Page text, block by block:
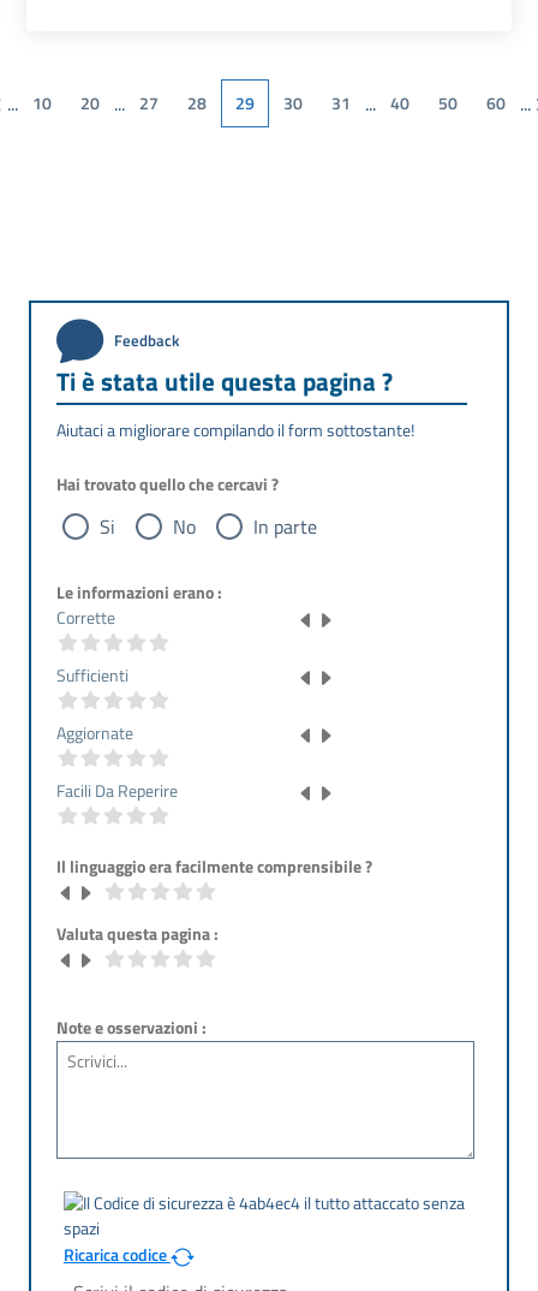
... 10 20 ... 27 28 29 30 31 ... 40 50 60 ...
Feedback
Ti è stata utile questa pagina ?
Aiutaci a migliorare compilando il form sottostante!
Hai trovato quello che cercavi ?
Si No In parte
Le informazioni erano :
Corrette
Sufficienti
Aggiornate
Facili Da Reperire
Il linguaggio era facilmente comprensibile ?
Valuta questa pagina :
Note e osservazioni :
Ricarica codice